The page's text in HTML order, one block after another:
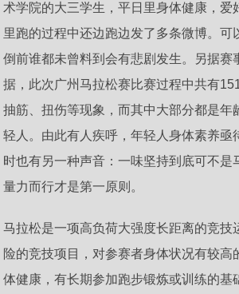
术学院的大三学生，平日里身体健康，爱
里跑的过程中还边跑边发了多条微博。可
倒前谁都未曾料到会有悲剧发生。另据赛
据，此次广州马拉松赛比赛过程中共有
抽筋、扭伤等现象，而其中大部分都是年
轻人。由此有人疾呼，年轻人身体素养亟
时也有另一种声音：一味坚持到底可不是
量力而行才是第一原则。
马拉松是一项高负荷大强度长距离的竞技
险的竞技项目，对参赛者身体状况有较高
体健康，有长期参加跑步锻炼或训练的